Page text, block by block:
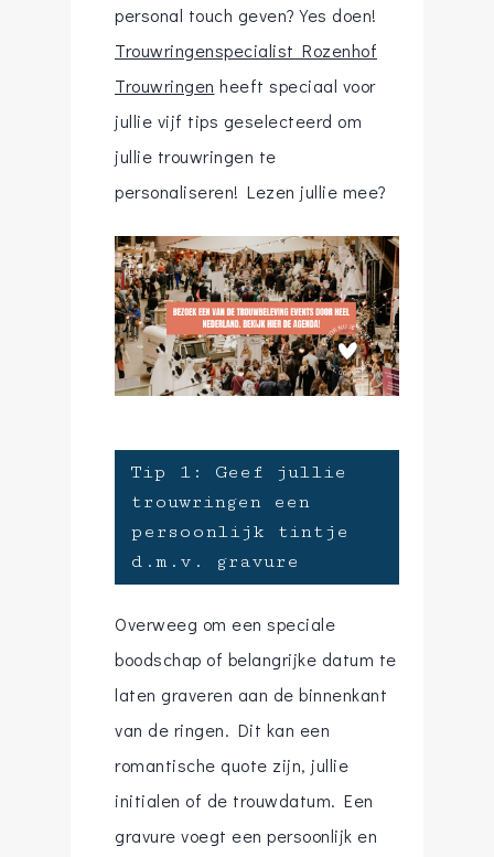
personal touch geven? Yes doen!
Trouwringenspecialist Rozenhof
Trouwringen heeft speciaal voor
jullie vijf tips geselecteerd om
jullie trouwringen te
personaliseren! Lezen jullie mee?
Tip 1: Geef jullie
trouwringen een
persoonlijk tintje
d.m.v. gravure
Overweeg om een speciale
boodschap of belangrijke datum te
laten graveren aan de binnenkant
van de ringen. Dit kan een
romantische quote zijn, jullie
initialen of de trouwdatum. Een
gravure voegt een persoonlijk en